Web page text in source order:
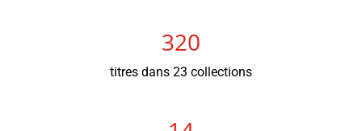
320
titres dans 23 collections